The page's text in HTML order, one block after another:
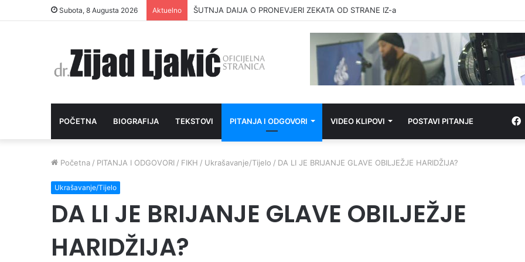
Subota, 8 Augusta 2026 Aktuelno ŠUTNJA DAIJA O PRONEVJERI ZEKATA OD STRANE IZ-a
POČETNA BIOGRAFIJA TEKSTOVI PITANJA I ODGOVORI VIDEO KLIPOVI POSTAVI PITANJE
Početna / PITANJA I ODGOVORI / FIKH / Ukrašavanje/Tijelo / DA LI JE BRIJANJE GLAVE OBILJEŽJE HARIDŽIJA?
Ukrašavanje/Tijelo
DA LI JE BRIJANJE GLAVE OBILJEŽJE
HARIDŽIJA?